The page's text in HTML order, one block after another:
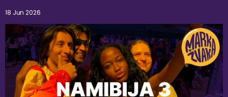
18 Jun 2026